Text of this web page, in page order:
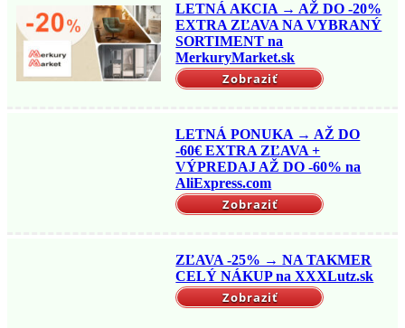
LETNÁ AKCIA → AŽ DO -20%
EXTRA ZĽAVA NA VYBRANÝ
SORTIMENT na
MerkuryMarket.sk
Zobraziť
LETNÁ PONUKA → AŽ DO
-60€ EXTRA ZĽAVA +
VÝPREDAJ AŽ DO -60% na
AliExpress.com
Zobraziť
ZĽAVA -25% → NA TAKMER
CELÝ NÁKUP na XXXLutz.sk
Zobraziť